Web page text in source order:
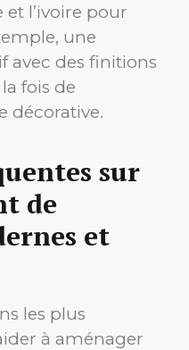
l’ivoire pour
une
avec des finitions
fois de
décorative.
sur
de
et
les plus
à aménager